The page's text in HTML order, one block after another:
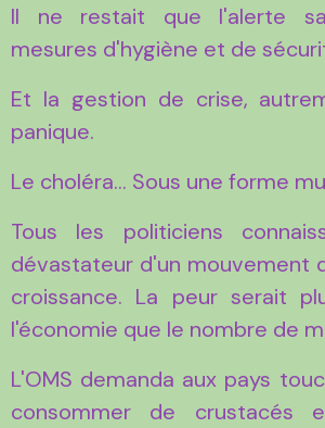
Il ne restait que l'alerte
mesures d'hygiène et de
Et la gestion de crise,
panique.
Le choléra... Sous une forme
Tous les politiciens
dévastateur d'un mouvement
croissance. La peur serait
l'économie que le nombre de
L'OMS demanda aux pays
consommer de crustacés